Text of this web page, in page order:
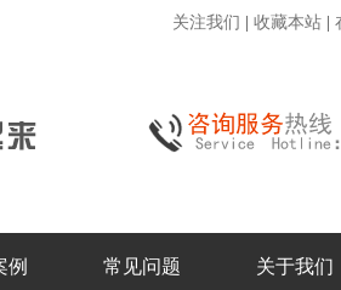
关注我们 收藏本站
例 常见问题 关于我们